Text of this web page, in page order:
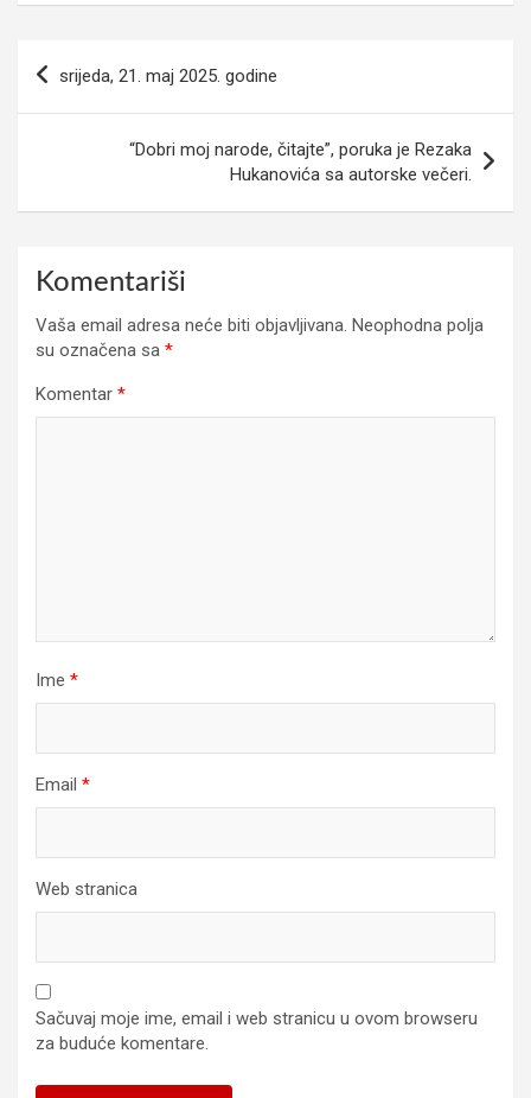
članaka
srijeda, 21. maj 2025. godine
“Dobri moj narode, čitajte”, poruka je Rezaka
Hukanovića sa autorske večeri.
Komentariši
Vaša email adresa neće biti objavljivana. Neophodna polja
su označena sa *
Komentar *
Ime *
Email *
Web stranica
Sačuvaj moje ime, email i web stranicu u ovom browseru
za buduće komentare.